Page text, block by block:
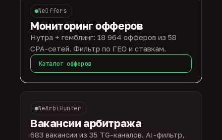
NeOffers
Мониторинг офферов
Нутра + гемблинг: 18 964 офферов из 58
CPA-сетей. Фильтр по ГЕО и ставкам.
Каталог офферов
NeArbiHunter
Вакансии арбитража
683 вакансии из 35 TG-каналов. AI-фильтр,